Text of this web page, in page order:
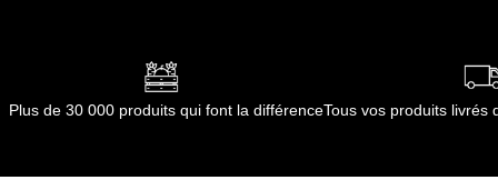
Plus de 30 000 produits qui font la différenceTous vos produits livrés